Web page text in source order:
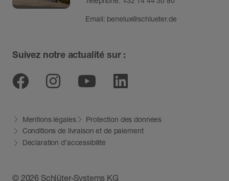
Email: benelux@schlueter.de
Suivez notre actualité sur :
Facebook
Instagram
YoutubeLinkedin
© 2026 Schlüter-Systems KG
Mentions légales
Protection des données
Conditions de livraison et de paiement
Déclaration d’accessibilité